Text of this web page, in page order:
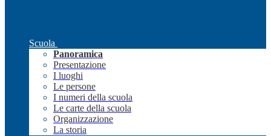
Scuola
Panoramica
Presentazione
I luoghi
Le persone
I numeri della scuola
Le carte della scuola
Organizzazione
La storia